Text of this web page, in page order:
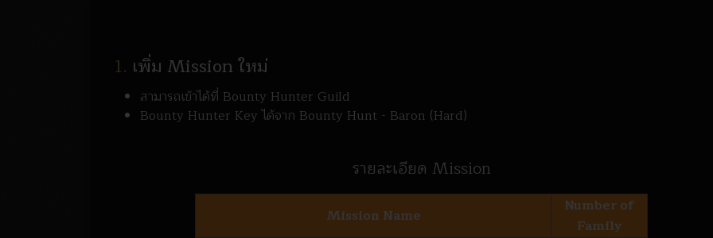
1. เพิ่ม Mission ใหม่
สามารถเข้าได้ที่ Bounty Hunter Guild
Bounty Hunter Key ได้จาก Bounty Hunt - Baron (Hard)
รายละเอียด Mission
Mission Name
Number of
Family